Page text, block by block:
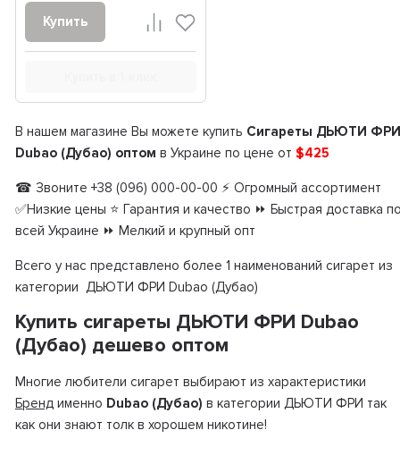
Купить
В нашем магазине Вы можете купить Сигареты ДЬЮТИ ФРИ
Dubao (Дубао) оптом в Украине по цене от $425
☎ Звоните +38 (096) 000-00-00 ⚡ Огромный ассортимент
✅Низкие цены ⭐ Гарантия и качество ⏩ Быстрая доставка
всей Украине ⏩ Мелкий и крупный опт
Всего у нас представлено более 1 наименований сигарет из
категории ДЬЮТИ ФРИ Dubao (Дубао)
Купить сигареты ДЬЮТИ ФРИ Dubao
(Дубао) дешево оптом
Многие любители сигарет выбирают из характеристики
Брендименно Dubao (Дубао) в категории ДЬЮТИ ФРИ так
как они знают толк в хорошем никотине!